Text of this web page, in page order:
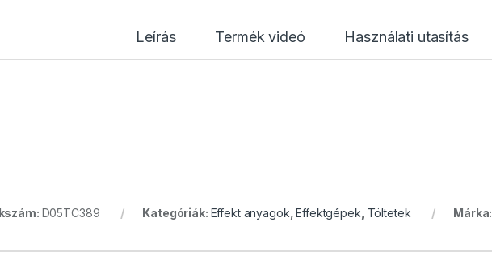
Leírás Termék videó Használati utasítás
D05TC389 Kategóriák: Effekt anyagok ,Effektgépek Töltetek Márka: